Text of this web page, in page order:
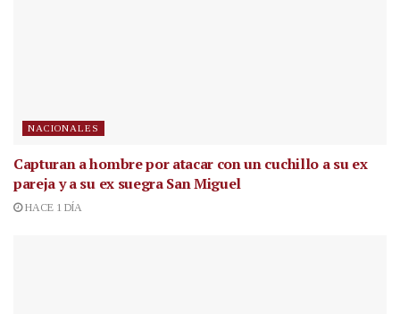
NACIONALES
Capturan a hombre por atacar con un cuchillo a su ex
pareja y a su ex suegra San Miguel
HACE 1 DÍA